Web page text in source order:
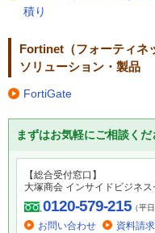
積り
Fortinet（フォーティネ
ソリューション・製品
FortiGate
まずはお気軽にご相談くだ
【総合受付窓口】
大塚商会 インサイドビジネス
0120-579-215（平
お問い合わせ 資料請